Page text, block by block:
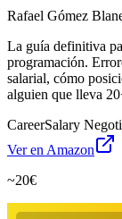
Rafael Gómez
La guía definitiva
programación.
salarial, cómo
alguien que lleva
CareerSalary
Ver en Amazon
~20€